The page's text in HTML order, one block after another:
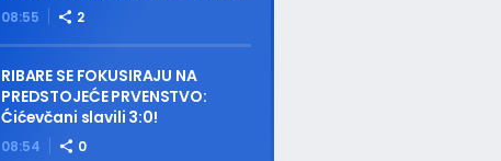
08:55 2
08:54 0
RIBARE SE FOKUSIRAJU NA
PREDSTOJEĆE PRVENSTVO:
Ćićevčani slavili 3:0!